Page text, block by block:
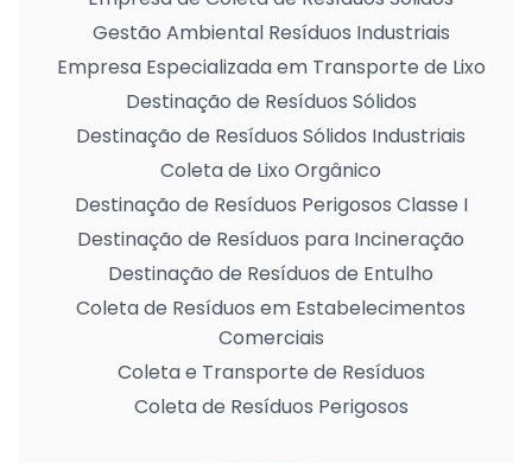
Gestão Ambiental Resíduos Industriais
Empresa Especializada em Transporte de Lixo
Destinação de Resíduos Sólidos
Destinação de Resíduos Sólidos Industriais
Coleta de Lixo Orgânico
Destinação de Resíduos Perigosos Classe I
Destinação de Resíduos para Incineração
Destinação de Resíduos de Entulho
Coleta de Resíduos em Estabelecimentos
Comerciais
Coleta e Transporte de Resíduos
Coleta de Resíduos Perigosos